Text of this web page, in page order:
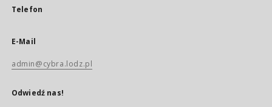
Telefon
E-Mail
admin@cybra.lodz.pl
Odwiedź nas!